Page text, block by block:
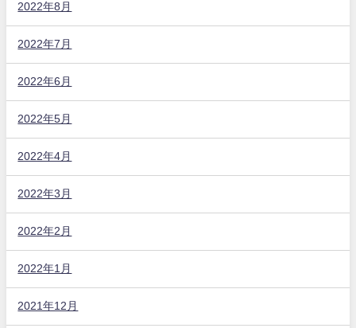
2022年8月
2022年7月
2022年6月
2022年5月
2022年4月
2022年3月
2022年2月
2022年1月
2021年12月